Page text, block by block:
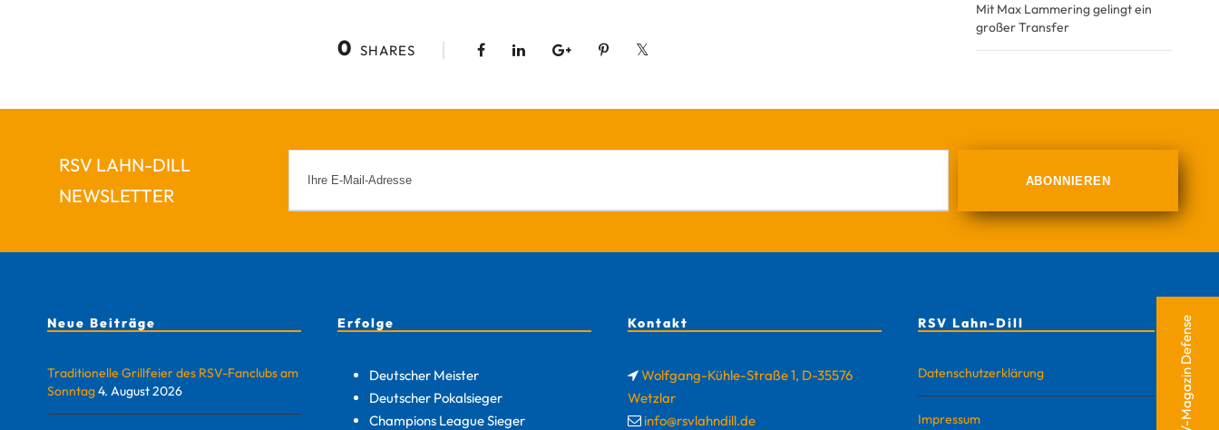
0 SHARES
Mit Max Lammering gelingt ein
großer Transfer
RSV LAHN-DILL
NEWSLETTER
Neue Beiträge
Traditionelle Grillfeier des RSV-Fanclubs am
Sonntag4. August 2026
Erfolge
Deutscher Meister
Deutscher Pokalsieger
Champions League Sieger
Kontakt
Wolfgang-Kühle-Straße 1, D-35576
Wetzlar
info@rsvlahndill.de
RSV Lahn-Dill
Datenschutzerklärung
Impressum RSV-Magazin Defense